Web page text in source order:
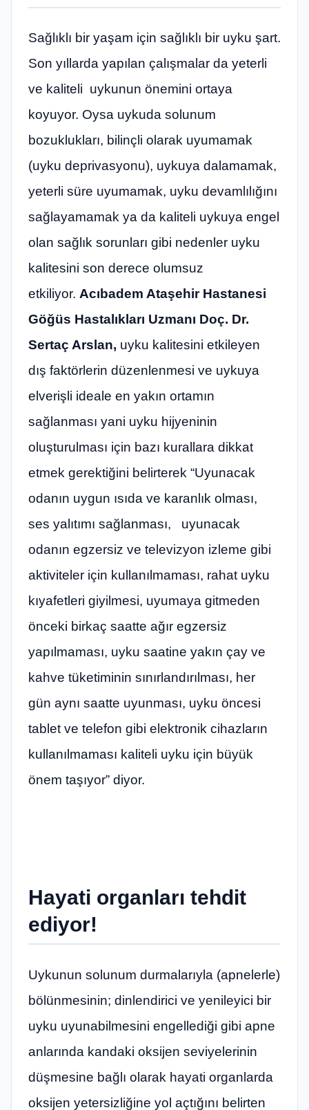
Sağlıklı bir yaşam için sağlıklı bir uyku şart.
Son yıllarda yapılan çalışmalar da yeterli
ve kaliteli uykunun önemini ortaya
koyuyor. Oysa uykuda solunum
bozuklukları, bilinçli olarak uyumamak
(uyku deprivasyonu), uykuya dalamamak,
yeterli süre uyumamak, uyku devamlılığını
sağlayamamak ya da kaliteli uykuya engel
olan sağlık sorunları gibi nedenler uyku
kalitesini son derece olumsuz
etkiliyor. Acıbadem Ataşehir Hastanesi
Göğüs Hastalıkları Uzmanı Doç. Dr.
Sertaç Arslan, uyku kalitesini etkileyen
dış faktörlerin düzenlenmesi ve uykuya
elverişli ideale en yakın ortamın
sağlanması yani uyku hijyeninin
oluşturulması için bazı kurallara dikkat
etmek gerektiğini belirterek “Uyunacak
odanın uygun ısıda ve karanlık olması,
ses yalıtımı sağlanması, uyunacak
odanın egzersiz ve televizyon izleme gibi
aktiviteler için kullanılmaması, rahat uyku
kıyafetleri giyilmesi, uyumaya gitmeden
önceki birkaç saatte ağır egzersiz
yapılmaması, uyku saatine yakın çay ve
kahve tüketiminin sınırlandırılması, her
gün aynı saatte uyunması, uyku öncesi
tablet ve telefon gibi elektronik cihazların
kullanılmaması kaliteli uyku için büyük
önem taşıyor” diyor.
Hayati organları tehdit
ediyor!
Uykunun solunum durmalarıyla (apnelerle)
bölünmesinin; dinlendirici ve yenileyici bir
uyku uyunabilmesini engellediği gibi apne
anlarında kandaki oksijen seviyelerinin
düşmesine bağlı olarak hayati organlarda
oksijen yetersizliğine yol açtığını belirten